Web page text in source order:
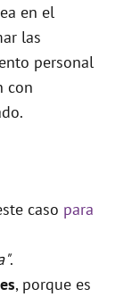
en el
las
personal
con
caso para
.
, porque es